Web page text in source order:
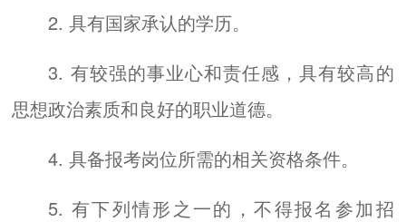
2. 具有国家承认的学历。
3. 有较强的事业心和责任感，具有较高的
思想政治素质和良好的职业道德。
4. 具备报考岗位所需的相关资格条件。
5. 有下列情形之一的，不得报名参加招